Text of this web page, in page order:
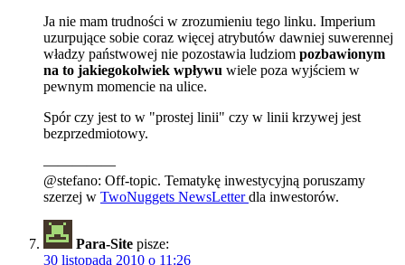
Ja nie mam trudności w zrozumieniu tego linku. Imperium
uzurpujące sobie coraz więcej atrybutów dawniej suwerennej
władzy państwowej nie pozostawia ludziom pozbawionym
na to jakiegokolwiek wpływu wiele poza wyjściem w
pewnym momencie na ulice.
Spór czy jest to w "prostej linii" czy w linii krzywej jest
bezprzedmiotowy.
—————
@stefano: Off-topic. Tematykę inwestycyjną poruszamy
szerzej w TwoNuggets NewsLetterdla inwestorów.
Para-Site pisze:
30 listopada 2010 o 11:26